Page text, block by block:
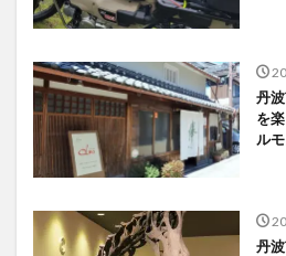
丹
を
ル
丹